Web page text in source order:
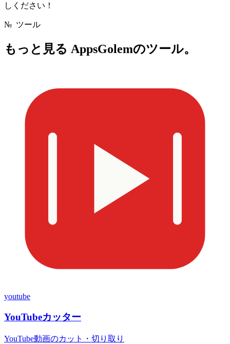
しください！
№ ツール
もっと見る AppsGolemのツール。
youtube
YouTubeカッター
YouTube動画のカット・切り取り